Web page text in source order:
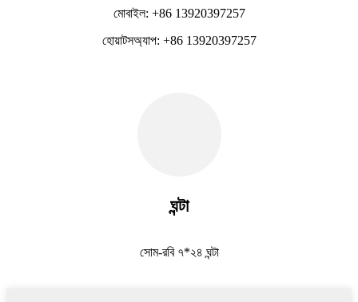
মোবাইল: +86 13920397257
হোয়াটসঅ্যাপ: +86 13920397257
ঘন্টা
সোম-রবি ৭*২৪ ঘন্টা